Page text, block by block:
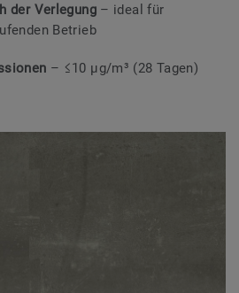
der Verlegung– ideal für
Betrieb
– ≤10 μg/m³ (28 Tagen)